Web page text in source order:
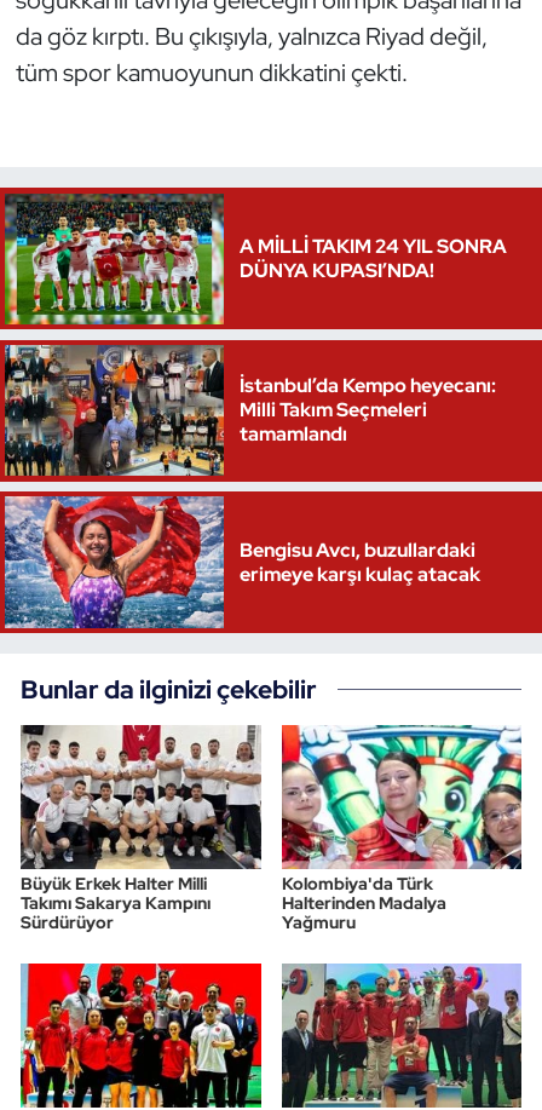
da göz kırptı. Bu çıkışıyla, yalnızca Riyad değil,
tüm spor kamuoyunun dikkatini çekti.
A MİLLİ TAKIM 24 YIL SONRA
DÜNYA KUPASI’NDA!
İstanbul’da Kempo heyecanı:
Milli Takım Seçmeleri
tamamlandı
Bengisu Avcı, buzullardaki
erimeye karşı kulaç atacak
Bunlar da ilginizi çekebilir
Büyük Erkek Halter Milli
Takımı Sakarya Kampını
Sürdürüyor
Kolombiya'da Türk
Halterinden Madalya
Yağmuru
Triatlon
Wushu Kungfu
Yelken
Yüzme